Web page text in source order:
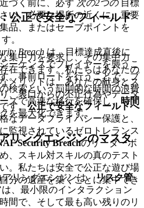
づく前に、必ず 次の2つの目標
い。必要な場所の近くに、重要
品、またはセーブポイントを
。
Breach は、目標達成直後に
ーケンスでプレイヤーを襲うこ
。事前ロードを行うことで、プ
検索という罰則的な時間の浪費
ズで高速な移行を確保し、 時間
を最大化できます。
リングエンジンのマスタ
リングエンジンは、リスク管
、最小限のインタラクション
間で、そして最も高い残りのリ
公正で安全なフィールド
集中力を要求し、その集中力
在できます。私たちはあなたの
メリットは、あなたの献身とス
、裏口からの不正行為やデータ
す。公正で安全なフィールドへ
なデータプライバシー保護と、
監視されているゼロトレランス
Security Breachのリーダーボ
、スキル対スキルの真のテスト
。私たちは安全で公正な遊び場
分の遺産を築くことに集中でき